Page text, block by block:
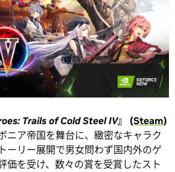
Trails of Cold Steel IV』 (Steam)
ニア帝国を舞台に、緻密なキャラク
ーリー展開で男女問わず国内外のゲ
価を受け、数々の賞を受賞したスト